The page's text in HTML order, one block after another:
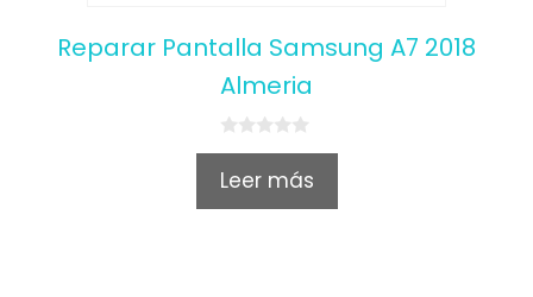
Reparar Pantalla Samsung A7 2018
Almeria
0
u
Leer más